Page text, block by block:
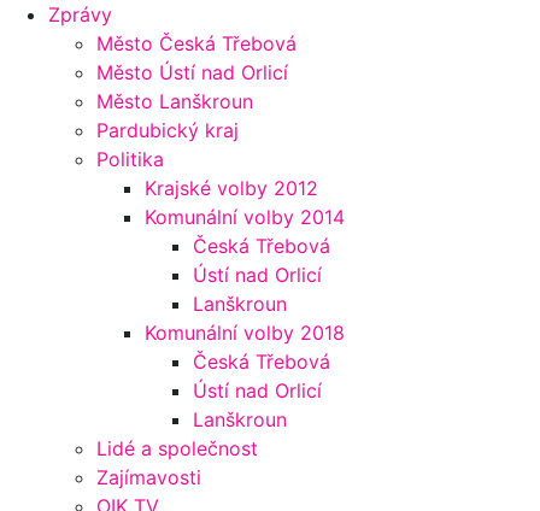
Zprávy
Město Česká Třebová
Město Ústí nad Orlicí
Město Lanškroun
Pardubický kraj
Politika
Krajské volby 2012
Komunální volby 2014
Česká Třebová
Ústí nad Orlicí
Lanškroun
Komunální volby 2018
Česká Třebová
Ústí nad Orlicí
Lanškroun
Lidé a společnost
Zajímavosti
OIK TV